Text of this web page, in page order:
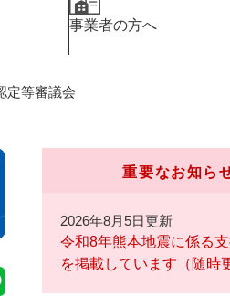
事業者の方へ
定等審議会
重要なお知ら
2026年8月5日更新
令和8年熊本地震に係る
を掲載しています（随時